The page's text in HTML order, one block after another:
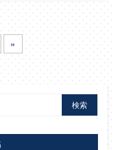
»
検索